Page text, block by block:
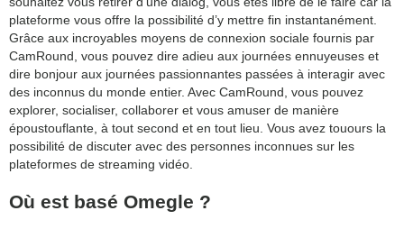
plateforme vous offre la possibilité d’y mettre fin instantanément.
Grâce aux incroyables moyens de connexion sociale fournis par
CamRound, vous pouvez dire adieu aux journées ennuyeuses et
dire bonjour aux journées passionnantes passées à interagir avec
des inconnus du monde entier. Avec CamRound, vous pouvez
explorer, socialiser, collaborer et vous amuser de manière
époustouflante, à tout second et en tout lieu. Vous avez touours la
possibilité de discuter avec des personnes inconnues sur les
plateformes de streaming vidéo.
Où est basé Omegle ?